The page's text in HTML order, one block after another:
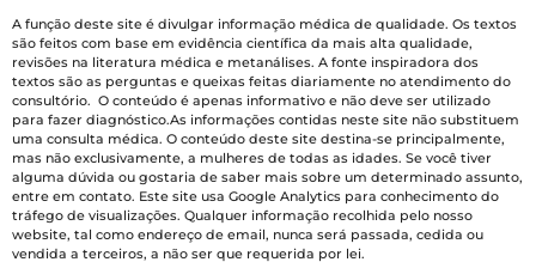
A função deste site é divulgar informação médica de qualidade. Os textos
são feitos com base em evidência científica da mais alta qualidade,
revisões na literatura médica e metanálises. A fonte inspiradora dos
textos são as perguntas e queixas feitas diariamente no atendimento do
consultório. O conteúdo é apenas informativo e não deve ser utilizado
para fazer diagnóstico.As informações contidas neste site não substituem
uma consulta médica. O conteúdo deste site destina-se principalmente,
mas não exclusivamente, a mulheres de todas as idades. Se você tiver
alguma dúvida ou gostaria de saber mais sobre um determinado assunto,
entre em contato. Este site usa Google Analytics para conhecimento do
tráfego de visualizações. Qualquer informação recolhida pelo nosso
website, tal como endereço de email, nunca será passada, cedida ou
vendida a terceiros, a não ser que requerida por lei.